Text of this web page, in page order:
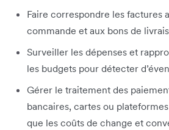
Faire correspondre les factures
commande et aux bons de
Surveiller les dépenses et
les budgets pour détecter
Gérer le traitement des
bancaires, cartes ou
que les coûts de change et